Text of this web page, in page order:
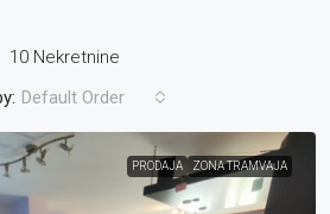
10 Nekretnine
Default Order
PRODAJA ZONA TRAMVAJA